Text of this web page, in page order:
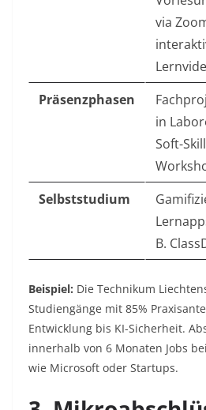
via
Präsenzphasen
in
Soft-
Selbststudium
B.
Beispiel: Die Technikum
Studiengänge mit 85%
Entwicklung bis KI-Sicherheit.
innerhalb von 6 Monaten Jobs
wie Microsoft oder Startups.